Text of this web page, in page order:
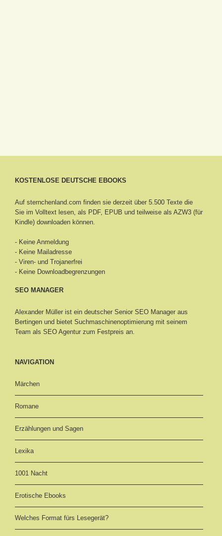
KOSTENLOSE DEUTSCHE EBOOKS
Auf sternchenland.com finden sie derzeit über 5.500 Texte die
Sie im Volltext lesen, als PDF, EPUB und teilweise als AZW3 (für
Kindle) downloaden können.
- Keine Anmeldung
- Keine Mailadresse
- Viren- und Trojanerfrei
- Keine Downloadbegrenzungen
SEO MANAGER
Alexander Müller ist ein deutscher Senior SEO Manager aus
Bertingen und bietet Suchmaschinenoptimierung mit seinem
Team als SEO Agentur zum Festpreis an.
NAVIGATION
Märchen
Romane
Erzählungen und Sagen
Lexika
1001 Nacht
Erotische Ebooks
Welches Format fürs Lesegerät?